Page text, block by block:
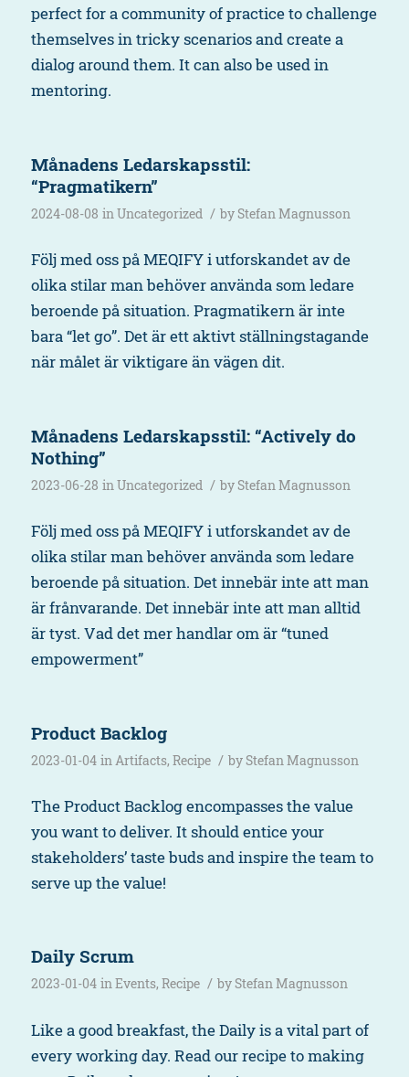
perfect for a community of practice to challenge
themselves in tricky scenarios and create a
dialog around them. It can also be used in
mentoring.
Månadens Ledarskapsstil:
“Pragmatikern”
2024-08-08 inUncategorized / by Stefan Magnusson
Följ med oss på MEQIFY i utforskandet av de
olika stilar man behöver använda som ledare
beroende på situation. Pragmatikern är inte
bara “let go”. Det är ett aktivt ställningstagande
när målet är viktigare än vägen dit.
Månadens Ledarskapsstil: “Actively do
Nothing”
2023-06-28 inUncategorized / by Stefan Magnusson
Följ med oss på MEQIFY i utforskandet av de
olika stilar man behöver använda som ledare
beroende på situation. Det innebär inte att man
är frånvarande. Det innebär inte att man alltid
är tyst. Vad det mer handlar om är “tuned
empowerment”
Product Backlog
2023-01-04 in Artifacts, Recipe / by Stefan Magnusson
The Product Backlog encompasses the value
you want to deliver. It should entice your
stakeholders’ taste buds and inspire the team to
serve up the value!
Daily Scrum
2023-01-04 inEvents, Recipe / by Stefan Magnusson
Like a good breakfast, the Daily is a vital part of
every working day. Read our recipe to making